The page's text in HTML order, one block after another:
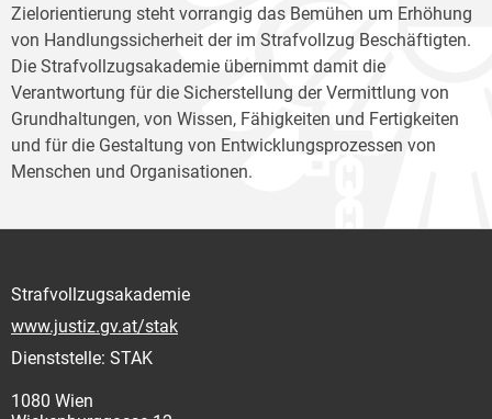
Zielorientierung steht vorrangig das Bemühen um Erhöhung
von Handlungssicherheit der im Strafvollzug Beschäftigten.
Die Strafvollzugsakademie übernimmt damit die
Verantwortung für die Sicherstellung der Vermittlung von
Grundhaltungen, von Wissen, Fähigkeiten und Fertigkeiten
und für die Gestaltung von Entwicklungsprozessen von
Menschen und Organisationen.
Strafvollzugsakademie
www.justiz.gv.at/stak
Dienststelle: STAK
1080 Wien